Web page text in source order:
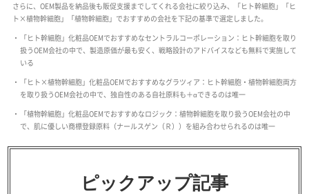
さらに、OEM製品を納品後も販促支援までしてくれる会社に絞り込み、「ヒト幹細胞」「ヒ
ト×植物幹細胞」「植物幹細胞」でおすすめの会社を下記の基準で選定しました。
「ヒト幹細胞」化粧品OEMでおすすめなセントラルコーポレーション：ヒト幹細胞を取り
扱うOEM会社の中で、製造原価が最も安く、戦略設計のアドバイスなども無料で実施して
いる
「ヒト×植物幹細胞」化粧品OEMでおすすめなグラツィア：ヒト幹細胞・植物幹細胞両方
を取り扱うOEM会社の中で、独自性のある自社原料も＋αできるのは唯一
「植物幹細胞」化粧品OEMでおすすめなロジック：植物幹細胞を取り扱うOEM会社の中
で、肌に優しい商標登録原料（ナールスゲン（Ｒ））を組み合わせられるのは唯一
ピックアップ記事